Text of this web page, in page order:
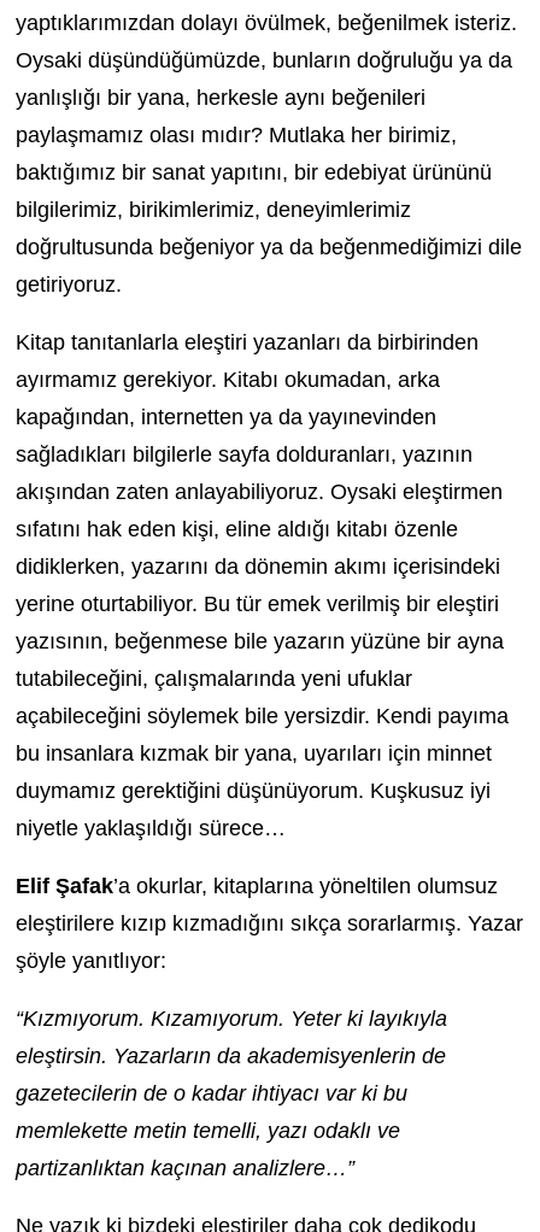
yaptıklarımızdan dolayı övülmek, beğenilmek isteriz.
Oysaki düşündüğümüzde, bunların doğruluğu ya da
yanlışlığı bir yana, herkesle aynı beğenileri
paylaşmamız olası mıdır? Mutlaka her birimiz,
baktığımız bir sanat yapıtını, bir edebiyat ürününü
bilgilerimiz, birikimlerimiz, deneyimlerimiz
doğrultusunda beğeniyor ya da beğenmediğimizi dile
getiriyoruz.
Kitap tanıtanlarla eleştiri yazanları da birbirinden
ayırmamız gerekiyor. Kitabı okumadan, arka
kapağından, internetten ya da yayınevinden
sağladıkları bilgilerle sayfa dolduranları, yazının
akışından zaten anlayabiliyoruz. Oysaki eleştirmen
sıfatını hak eden kişi, eline aldığı kitabı özenle
didiklerken, yazarını da dönemin akımı içerisindeki
yerine oturtabiliyor. Bu tür emek verilmiş bir eleştiri
yazısının, beğenmese bile yazarın yüzüne bir ayna
tutabileceğini, çalışmalarında yeni ufuklar
açabileceğini söylemek bile yersizdir. Kendi payıma
bu insanlara kızmak bir yana, uyarıları için minnet
duymamız gerektiğini düşünüyorum. Kuşkusuz iyi
niyetle yaklaşıldığı sürece…
Elif Şafak’a okurlar, kitaplarına yöneltilen olumsuz
eleştirilere kızıp kızmadığını sıkça sorarlarmış. Yazar
şöyle yanıtlıyor:
“Kızmıyorum. Kızamıyorum. Yeter ki layıkıyla
eleştirsin. Yazarların da akademisyenlerin de
gazetecilerin de o kadar ihtiyacı var ki bu
memlekette metin temelli, yazı odaklı ve
partizanlıktan kaçınan analizlere…”
Ne yazık ki bizdeki eleştiriler daha çok dedikodu